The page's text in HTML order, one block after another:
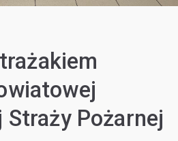
Straży Pożarnej